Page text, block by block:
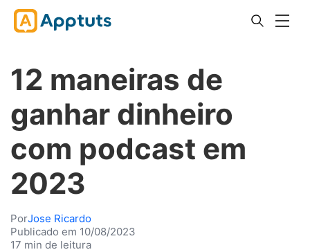
12 maneiras de
ganhar dinheiro
com podcast em
2023
PorJose Ricardo
Publicado em 10/08/2023
17 min de leitura